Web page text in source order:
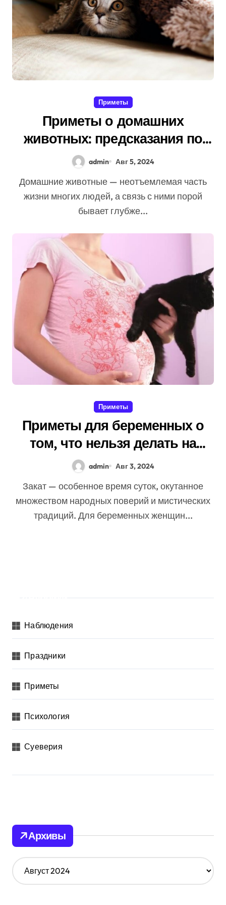
Приметы
Приметы о домашних
животных: предсказания по
поведению питомцев
admin Авг 5, 2024
Домашние животные — неотъемлемая часть
жизни многих людей, а связь с ними порой
бывает глубже...
Приметы
Приметы для беременных о
том, что нельзя делать на
закате
admin Авг 3, 2024
Закат — особенное время суток, окутанное
множеством народных поверий и мистических
традиций. Для беременных женщин...
Наблюдения
Праздники
Приметы
Психология
Суеверия
Архивы
А
р